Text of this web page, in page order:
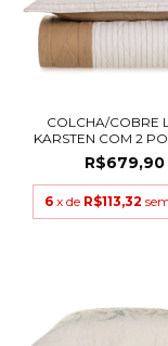
COLCHA/COBRE
KARSTEN COM 2
R$679,90
6 x de R$113,32